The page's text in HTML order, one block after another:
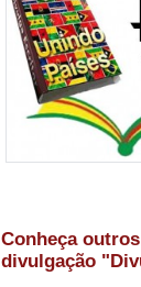
Conheça
divulgação